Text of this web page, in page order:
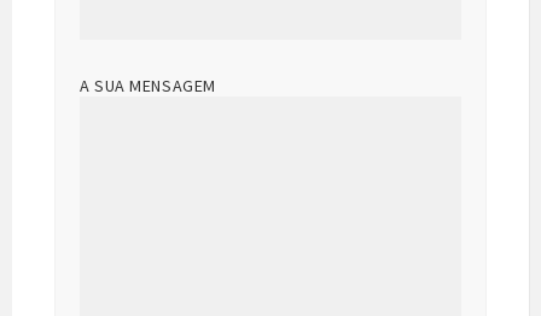
A SUA MENSAGEM